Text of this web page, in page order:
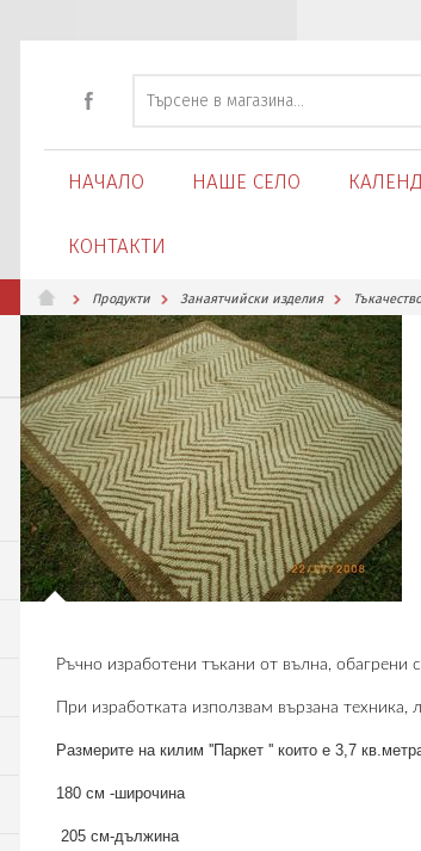
НАЧАЛО НАШЕ СЕЛО
КОНТАКТИ
Продукти Занаятчийски изделия
Ръчно изработени тъкани от вълна, обагрени
При изработката използвам вързана
Размерите на килим ''Паркет '' които е 3,7
180 см -широчина
205 см-дължина